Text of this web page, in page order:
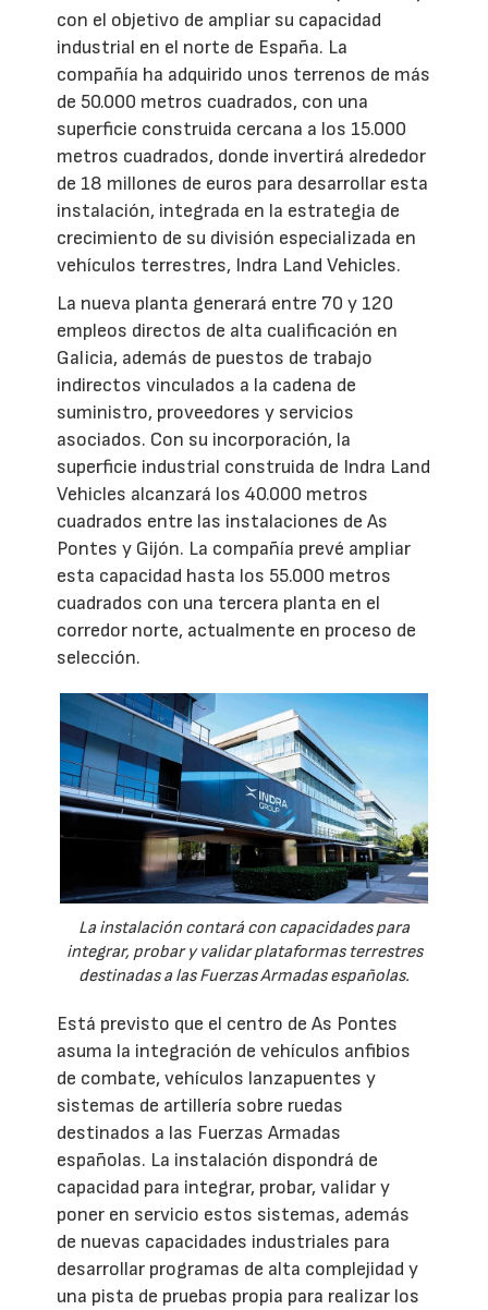
con el objetivo de ampliar su capacidad
industrial en el norte de España. La
compañía ha adquirido unos terrenos de más
de 50.000 metros cuadrados, con una
superficie construida cercana a los 15.000
metros cuadrados, donde invertirá alrededor
de 18 millones de euros para desarrollar esta
instalación, integrada en la estrategia de
crecimiento de su división especializada en
vehículos terrestres, Indra Land Vehicles.
La nueva planta generará entre 70 y 120
empleos directos de alta cualificación en
Galicia, además de puestos de trabajo
indirectos vinculados a la cadena de
suministro, proveedores y servicios
asociados. Con su incorporación, la
superficie industrial construida de Indra Land
Vehicles alcanzará los 40.000 metros
cuadrados entre las instalaciones de As
Pontes y Gijón. La compañía prevé ampliar
esta capacidad hasta los 55.000 metros
cuadrados con una tercera planta en el
corredor norte, actualmente en proceso de
selección.
La instalación contará con capacidades para
integrar, probar y validar plataformas terrestres
destinadas a las Fuerzas Armadas españolas.
Está previsto que el centro de As Pontes
asuma la integración de vehículos anfibios
de combate, vehículos lanzapuentes y
sistemas de artillería sobre ruedas
destinados a las Fuerzas Armadas
españolas. La instalación dispondrá de
capacidad para integrar, probar, validar y
poner en servicio estos sistemas, además
de nuevas capacidades industriales para
desarrollar programas de alta complejidad y
una pista de pruebas propia para realizar los